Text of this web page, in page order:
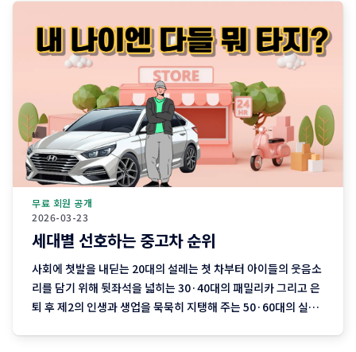
2026-03-23
무료 회원 공개
세대별 선호하는 중고차 순위
사회에 첫발을 내딛는 20대의 설레는 첫 차부터 아이들의 웃음소
리를 담기 위해 뒷좌석을 넓히는 30·40대의 패밀리카 그리고 은
퇴 후 제2의 인생과 생업을 묵묵히 지탱해 주는 50·60대의 실용